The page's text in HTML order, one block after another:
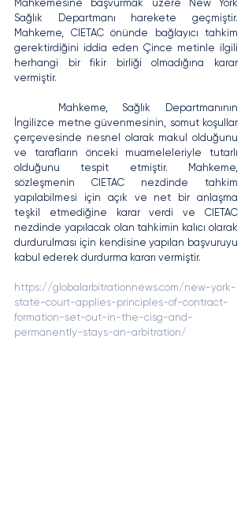
Mahkemesine başvurmak üzere New York
Sağlık Departmanı harekete geçmiştir.
Mahkeme, CIETAC önünde bağlayıcı tahkim
gerektirdiğini iddia eden Çince metinle ilgili
herhangi bir fikir birliği olmadığına karar
vermiştir.
İngilizce metne güvenmesinin, somut koşullar
çerçevesinde nesnel olarak makul olduğunu
ve tarafların önceki muameleleriyle tutarlı
olduğunu tespit etmiştir. Mahkeme,
sözleşmenin CIETAC nezdinde tahkim
yapılabilmesi için açık ve net bir anlaşma
teşkil etmediğine karar verdi ve CIETAC
nezdinde yapılacak olan tahkimin kalıcı olarak
durdurulması için kendisine yapılan başvuruyu
kabul ederek durdurma kararı vermiştir.
https://globalarbitrationnews.com/new-york-
state-court-applies-principles-of-contract-
formation-set-out-in-the-cisg-and-
permanently-stays-an-arbitration/